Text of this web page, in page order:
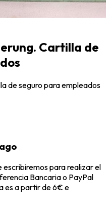
Cartilla de
de seguro para empleados
para realizar el
Bancaria o PayPal
es a partir de 6€ e